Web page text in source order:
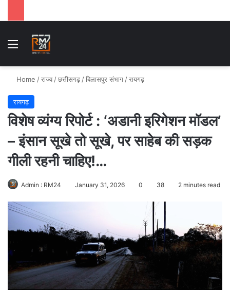
Menu
Home /राज्य /छत्तीसगढ़ /बिलासपुर संभाग /रायगढ़
रायगढ़
विशेष व्यंग्य रिपोर्ट : ‘अडानी इरिगेशन मॉडल’
– इंसान सूखे तो सूखे, पर साहेब की सड़क
गीली रहनी चाहिए!…
Admin : RM24 January 31, 2026 0 38 2 minutes read